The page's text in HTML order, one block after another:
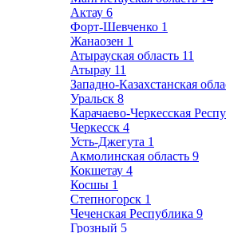
Актау 6
Форт-Шевченко 1
Жанаозен 1
Атырауская область 11
Атырау 11
Западно-Казахстанская
Уральск 8
Карачаево-Черкесская
Черкесск 4
Усть-Джегута 1
Акмолинская область 9
Кокшетау 4
Косшы 1
Степногорск 1
Чеченская Республика 9
Грозный 5